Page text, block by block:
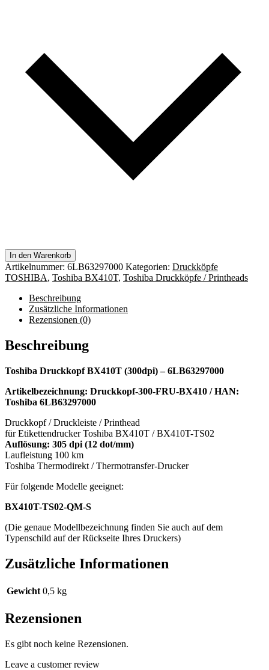
In den Warenkorb
Artikelnummer: 6LB63297000 Kategorien: Druckköpfe
TOSHIBA, Toshiba BX410T, Toshiba Druckköpfe / Printheads
Beschreibung
Zusätzliche Informationen
Rezensionen (0)
Beschreibung
Toshiba Druckkopf BX410T (300dpi) – 6LB63297000
Artikelbezeichnung: Druckkopf-300-FRU-BX410 / HAN:
Toshiba 6LB63297000
Druckkopf / Druckleiste / Printhead
für Etikettendrucker Toshiba BX410T / BX410T-TS02
Auflösung: 305 dpi (12 dot/mm)
Laufleistung 100 km
Toshiba Thermodirekt / Thermotransfer-Drucker
Für folgende Modelle geeignet:
BX410T-TS02-QM-S
(Die genaue Modellbezeichnung finden Sie auch auf dem
Typenschild auf der Rückseite Ihres Druckers)
Zusätzliche Informationen
Gewicht 0,5 kg
Rezensionen
Es gibt noch keine Rezensionen.
Leave a customer review